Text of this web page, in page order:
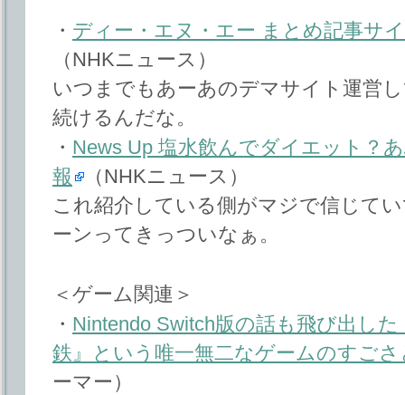
・ ディー・エヌ・エー まとめ記事サ
（NHKニュース）
いつまでもあーあのデマサイト運営
続けるんだな。
・ News Up 塩水飲んでダイエット？
報
（NHKニュース）
これ紹介している側がマジで信じて
ーンってきっついなぁ。
＜ゲーム関連＞
・ Nintendo Switch版の話も飛び出し
鉄』という唯一無二なゲームのすごさ
ーマー）